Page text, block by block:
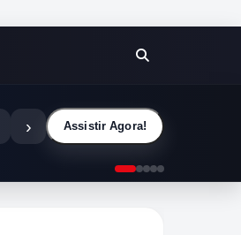
› Assistir Agora!